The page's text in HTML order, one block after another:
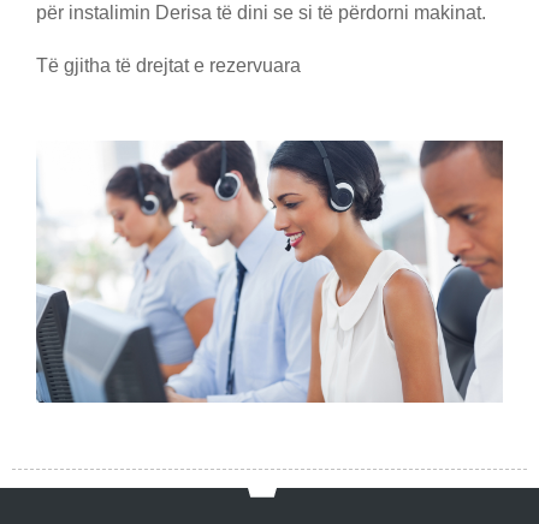
për instalimin Derisa të dini se si të përdorni makinat.
Të gjitha të drejtat e rezervuara